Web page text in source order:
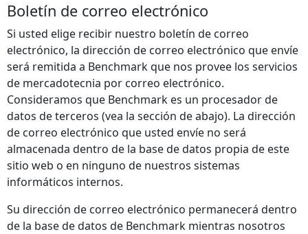
Boletín de correo electrónico
Si usted elige recibir nuestro boletín de correo
electrónico, la dirección de correo electrónico que envíe
será remitida a Benchmark que nos provee los servicios
de mercadotecnia por correo electrónico.
Consideramos que Benchmark es un procesador de
datos de terceros (vea la sección de abajo). La dirección
de correo electrónico que usted envíe no será
almacenada dentro de la base de datos propia de este
sitio web o en ninguno de nuestros sistemas
informáticos internos.
Su dirección de correo electrónico permanecerá dentro
de la base de datos de Benchmark mientras nosotros